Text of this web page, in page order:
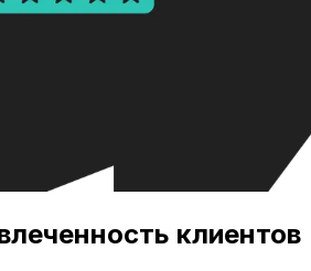
клиентов